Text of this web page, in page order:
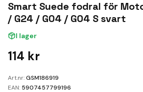
Kundvagn
Boka Reparation
Smart Suede fodral för
/ G24 / G04 / G04 S svart
I lager
114 kr
Art.nr:GSM186919
EAN: 5907457799196